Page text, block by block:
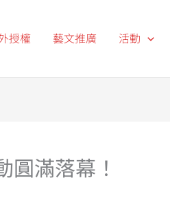
授權 藝文推廣 活動
滿落幕！